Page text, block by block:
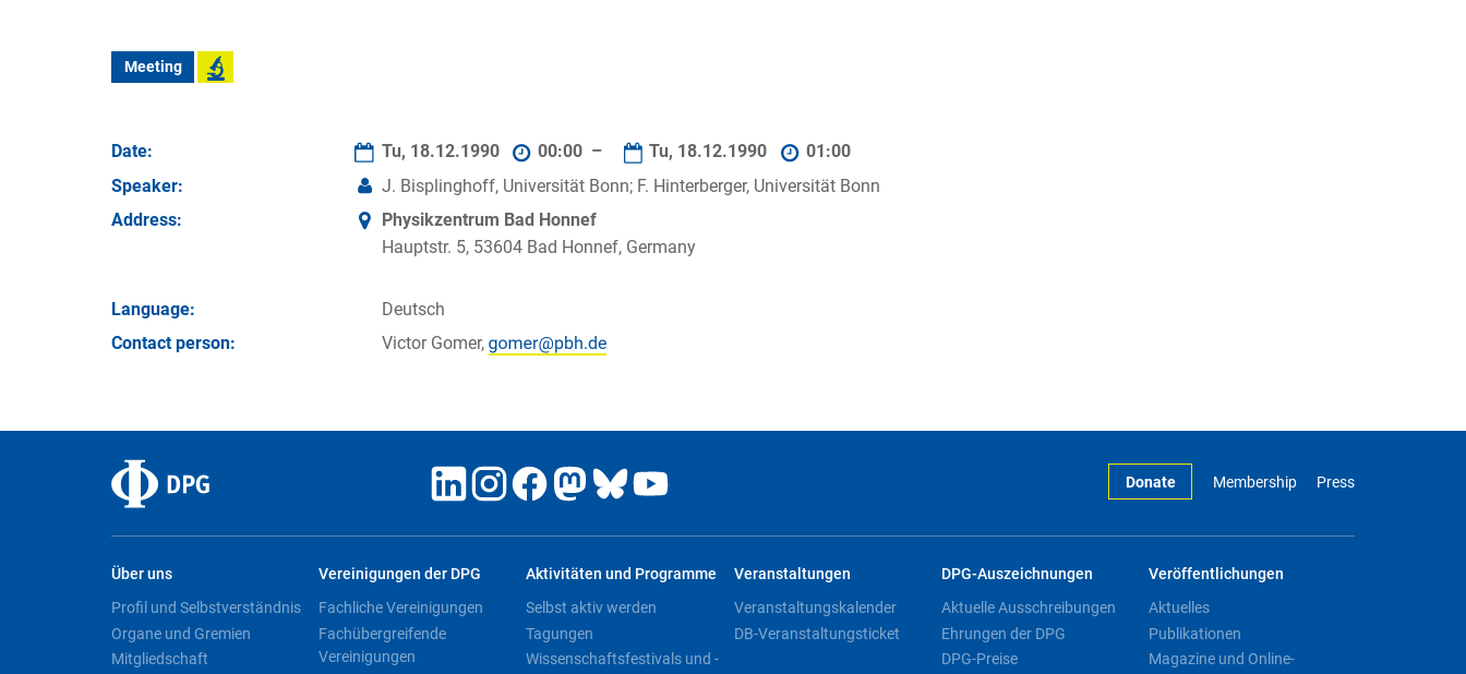
Meeting
Date: Tu, 18.12.1990 00:00 – Tu, 18.12.1990
01:00
Speaker:
J. Bisplinghoff, Universität Bonn; F. Hinterberger, Universität Bonn
Address:
Physikzentrum Bad Honnef
Hauptstr. 5, 53604 Bad Honnef, Germany
Language:
Deutsch
Contact person:
Victor Gomer,
Donate Membership Press
Über uns
Profil und Selbstverständnis
Organe und Gremien
Mitgliedschaft
Vereinigungen der DPG
Fachliche Vereinigungen
Fachübergreifende
Vereinigungen
Aktivitäten und Programme
Selbst aktiv werden
Tagungen
Wissenschaftsfestivals und -
Veranstaltungen
Veranstaltungskalender
DB-Veranstaltungsticket
DPG-Auszeichnungen
Aktuelle Ausschreibungen
Ehrungen der DPG
DPG-Preise
Veröffentlichungen
Aktuelles
Publikationen
Magazine und Online-